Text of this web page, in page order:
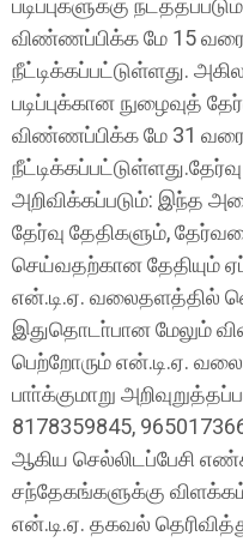
படிப்புகளுக்கு
விண்ணப்பிக்க மே 15
நீட்டிக்கப்பட்டுள்ளது.
படிப்புக்கான நுழைவுத்
விண்ணப்பிக்க மே 31
நீட்டிக்கப்பட்டுள்ளது.
அறிவிக்கப்படும்: இந்த
தேர்வு தேதிகளும்,
செய்வதற்கான தேதியும்
என்.டி.ஏ. வலைதளத்தில்
இதுதொடா்பான மேலும்
பெற்றோரும் என்.டி.ஏ.
பாா்க்குமாறு
8178359845,
ஆகிய செல்லிடப்பேசி
சந்தேகங்களுக்கு
என்.டி.ஏ. தகவல்